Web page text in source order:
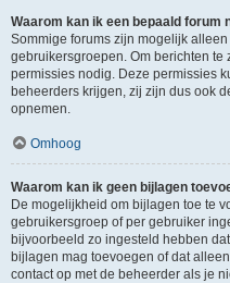
Waarom kan ik een bepaald forum
Sommige forums zijn mogelijk
gebruikersgroepen. Om berichten
permissies nodig. Deze permissies
beheerders krijgen, zij zijn dus ook
opnemen.
Omhoog
Waarom kan ik geen bijlagen
De mogelijkheid om bijlagen toe te
gebruikersgroep of per gebruiker
bijvoorbeeld zo ingesteld hebben
bijlagen mag toevoegen of dat
contact op met de beheerder als je